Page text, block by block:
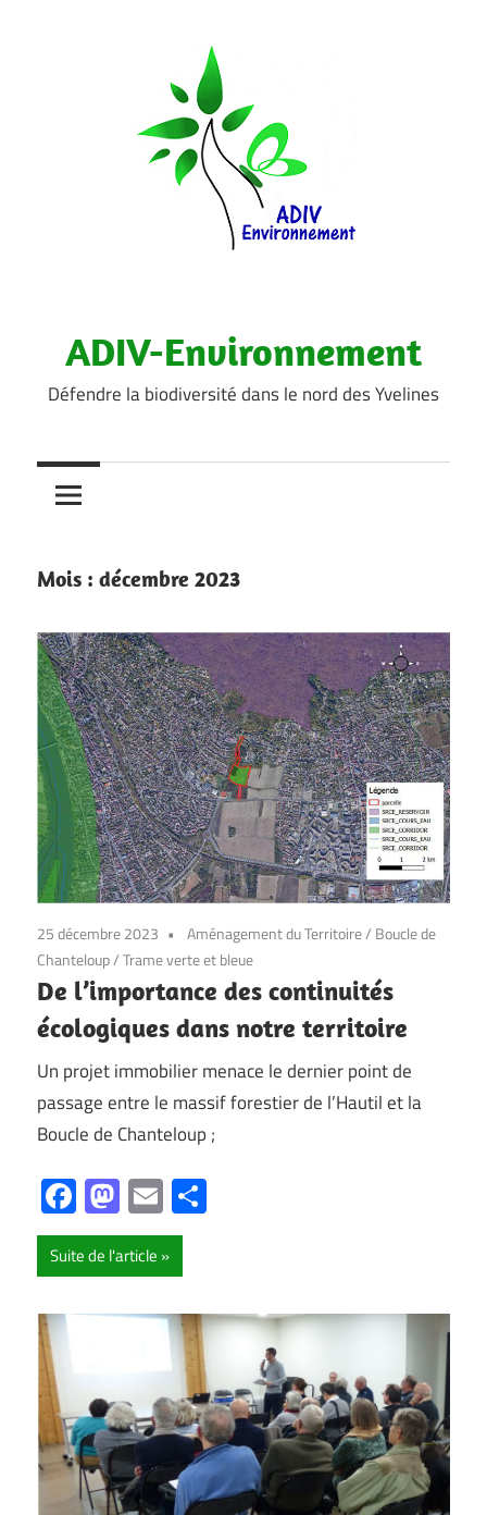
ADIV-Environnement
Défendre la biodiversité dans le nord des Yvelines
Mois : décembre 2023
25 décembre 2023 Aménagement du Territoire/ Boucle de
Chanteloup/Trame verte et bleue
De l’importance des continuités
écologiques dans notre territoire
Un projet immobilier menace le dernier point de
passage entre le massif forestier de l’Hautil et la
Boucle de Chanteloup ;
Facebook
Mastodon
Email
Suite de l'article